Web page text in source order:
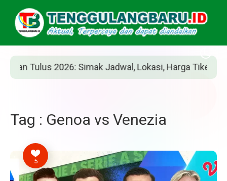
Tulus 2026: Simak Jadwal, Lokasi, Harga Tiket, dan
Tag : Genoa vs Venezia
5